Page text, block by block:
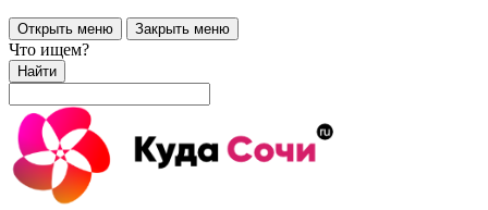
Открыть меню Закрыть меню
Что ищем?
Найти